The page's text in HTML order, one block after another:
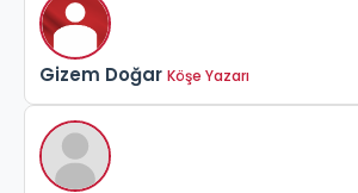
Gizem Doğar Köşe Yazarı